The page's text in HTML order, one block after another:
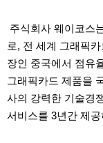
주식회사 웨이코스
로, 전 세계 그래픽
장인 중국에서 점유
그래픽카드 제품을
사의 강력한 기술경
서비스를 3년간 제